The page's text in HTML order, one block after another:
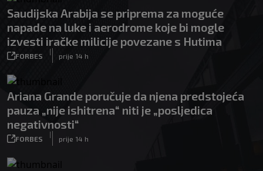
Saudijska Arabija se priprema za moguće
napade na luke i aerodrome koje bi mogle
izvesti iračke milicije povezane s Hutima
FORBES
|
prije 14 h
Ariana Grande poručuje da njena predstojeća
pauza „nije ishitrena“ niti je „posljedica
negativnosti“
FORBES
|
prije 14 h